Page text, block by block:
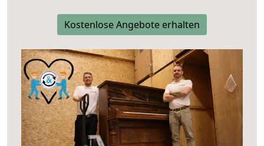
Kostenlose Angebote erhalten